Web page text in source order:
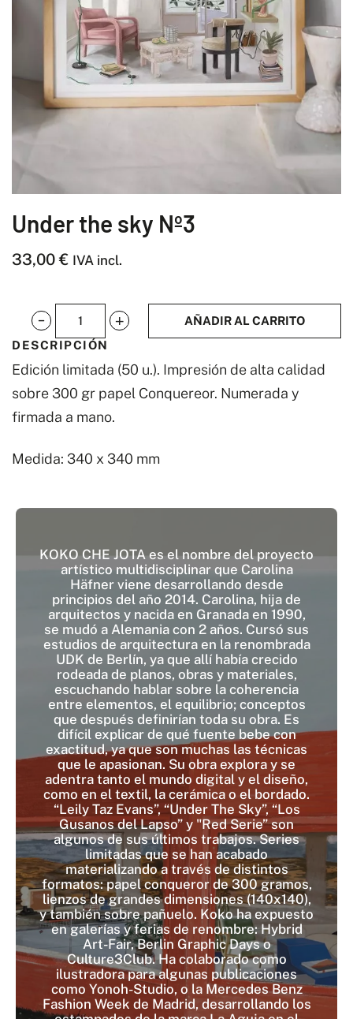
Under the sky Nº3
33,00€ IVA incl.
Under
the
sky
Nº3
cantidad
AÑADIR AL CARRITO
DESCRIPCIÓN
Edición limitada (50 u.). Impresión de alta calidad
sobre 300 gr papel Conquereor. Numerada y
firmada a mano.
Medida: 340 x 340 mm
KOKO CHE JOTA es el nombre del proyecto
artístico multidisciplinar que Carolina
Häfner viene desarrollando desde
principios del año 2014. Carolina, hija de
arquitectos y nacida en Granada en 1990,
se mudó a Alemania con 2 años. Cursó sus
estudios de arquitectura en la renombrada
UDK de Berlín, ya que allí había crecido
rodeada de planos, obras y materiales,
escuchando hablar sobre la coherencia
entre elementos, el equilibrio; conceptos
que después definirían toda su obra. Es
difícil explicar de qué fuente bebe con
exactitud, ya que son muchas las técnicas
que le apasionan. Su obra explora y se
adentra tanto el mundo digital y el diseño,
como en el textil, la cerámica o el bordado.
“Leily Taz Evans”, “Under The Sky”, “Los
Gusanos del Lapso” y "Red Serie” son
algunos de sus últimos trabajos. Series
limitadas que se han acabado
materializando a través de distintos
formatos: papel conqueror de 300 gramos,
lienzos de grandes dimensiones (140x140),
y también sobre pañuelo. Koko ha expuesto
en galerías y ferias de renombre: Hybrid
Art-Fair, Berlin Graphic Days o
Culture3Club. Ha colaborado como
ilustradora para algunas publicaciones
como Yonoh-Studio, o la Mercedes Benz
Fashion Week de Madrid, desarrollando los